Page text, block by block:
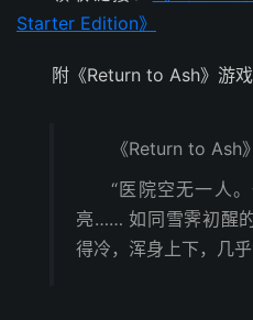
Starter Edition》
附《Return to Ash》游戏
《Return to Ash》
“医院空无一人
亮…… 如同雪霁初醒
得冷，浑身上下，几